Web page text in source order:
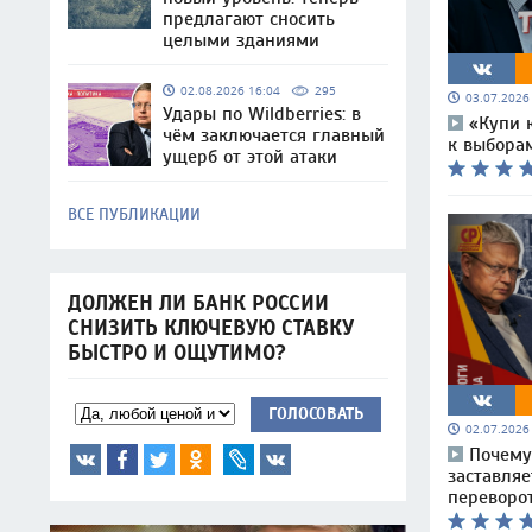
предлагают сносить
целыми зданиями
02.08.2026 16:04 295
Удары по Wildberries: в
чём заключается главный
ущерб от этой атаки
ВСЕ ПУБЛИКАЦИИ
ДОЛЖЕН ЛИ БАНК РОССИИ
СНИЗИТЬ КЛЮЧЕВУЮ СТАВКУ
БЫСТРО И ОЩУТИМО?
ГОЛОСОВАТЬ
«Купи
к